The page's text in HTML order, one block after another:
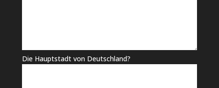
Die Hauptstadt von Deutschland?